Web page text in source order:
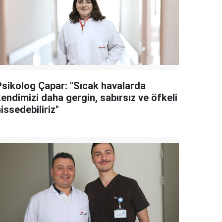
Çapar: "Sıcak havalarda
daha gergin, sabırsız ve öfkeli